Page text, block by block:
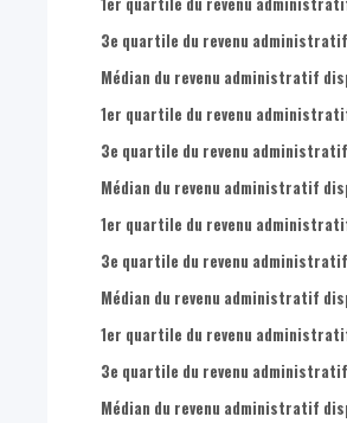
3e quartile du revenu administratif
Médian du revenu administratif
1er quartile du revenu
3e quartile du revenu administratif
Médian du revenu administratif
1er quartile du revenu
3e quartile du revenu administratif
Médian du revenu administratif
1er quartile du revenu
3e quartile du revenu
Médian du revenu administratif